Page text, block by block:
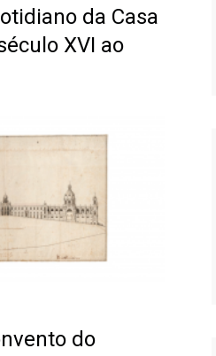
da Casa
XVI ao
do